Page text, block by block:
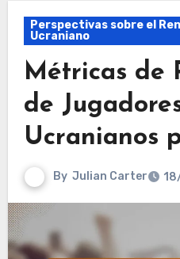
Perspectivas sobre el
Ucraniano
Métricas de
de
Ucranianos
By Julian Carter